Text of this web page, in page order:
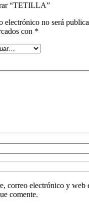
“TETILLA”
electrónico no será
con *
correo electrónico y web
comente.